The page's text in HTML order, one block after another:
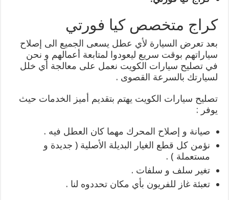
كراج متخصص كيا فورتي
بعد تعرض السيارة لأي عطل يسعى الجميع الى إصلاح
سياراتهم بوقت سريع ليعودوا لمتابعة أعمالهم و نحن
في تصليح سيارات الكويت نعمل على معالجة أي خلل
لسيارتك بالسرعة القصوى .
تصليح سيارات الكويت يهتم بتقديم أميز الخدمات حيث
يوفر :
صيانة و إصلاح المحرك مهما كان العطل فيه .
نؤمن كل قطع الغيار البديلة الأصلية ( جديدة و
مستعملة ) .
تغير سلف و سلفات .
تعبئة غاز للفريون بأي مكان تحددوه لنا .